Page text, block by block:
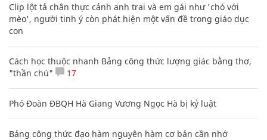
Clip lột tả chân thực cảnh anh trai và em gái như 'chó với
mèo', người tinh ý còn phát hiện một vấn đề trong giáo dục
con
Cách học thuộc nhanh Bảng công thức lượng giác bằng thơ,
"thần chú"
17
Phó Đoàn ĐBQH Hà Giang Vương Ngọc Hà bị kỷ luật
Bảng công thức đạo hàm nguyên hàm cơ bản cần nhớ